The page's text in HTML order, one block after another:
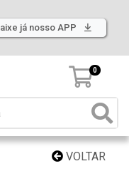
já nosso APP
0
VOLTAR